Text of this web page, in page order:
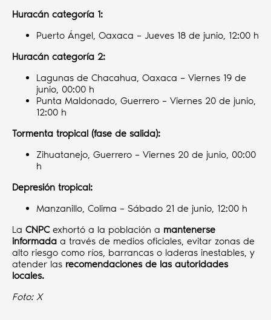
Huracán categoría 1:
Puerto Ángel, Oaxaca – Jueves 18 de junio, 12:00 h
Huracán categoría 2:
Lagunas de Chacahua, Oaxaca – Viernes 19 de
junio, 00:00 h
Punta Maldonado, Guerrero – Viernes 20 de junio,
12:00 h
Tormenta tropical (fase de salida):
Zihuatanejo, Guerrero – Viernes 20 de junio, 00:00
h
Depresión tropical:
Manzanillo, Colima – Sábado 21 de junio, 12:00 h
La CNPC exhortó a la población a mantenerse
informada a través de medios oficiales, evitar zonas de
alto riesgo como ríos, barrancas o laderas inestables, y
atender las recomendaciones de las autoridades
locales.
Foto: X